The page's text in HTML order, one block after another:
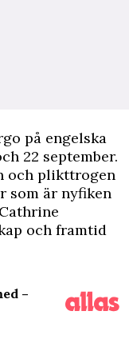
på engelska
22 september.
och plikttrogen
som är nyfiken
och framtid
–